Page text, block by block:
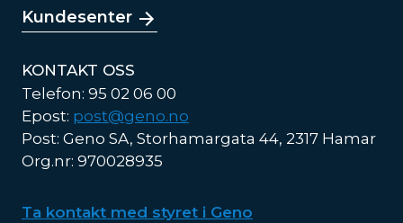
Kundesenter
KONTAKT OSS
Telefon: 95 02 06 00
Epost: post@geno.no
Post: Geno SA, Storhamargata 44, 2317 Hamar
Org.nr: 970028935
Ta kontakt med styret i Geno